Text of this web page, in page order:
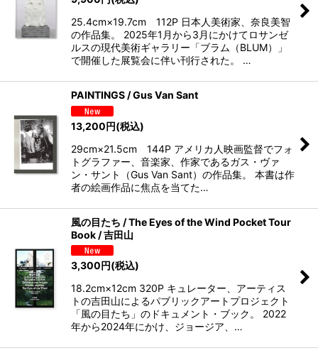
25.4cm×19.7cm 112P 日本人美術家、奈良美智
の作品集。 2025年1月から3月にかけてロサンゼ
ルスの現代美術ギャラリー「ブラム（BLUM）」
で開催した展覧会に伴い刊行された。 …
PAINTINGS / Gus Van Sant
13,200円(税込)
29cm×21.5cm 144P アメリカ人映画監督でフォ
トグラファー、音楽家、作家であるガス・ヴァ
ン・サント（Gus Van Sant）の作品集。 本書は作
者の絵画作品に焦点を当てた…
風の目たち / The Eyes of the Wind Pocket Tour
Book / 吉田山
3,300円(税込)
18.2cm×12cm 320P キュレーター、アーティス
トの吉田山によるパブリックアートプロジェクト
「風の目たち」のドキュメント・ブック。 2022
年から2024年にかけ、ジョージア、…